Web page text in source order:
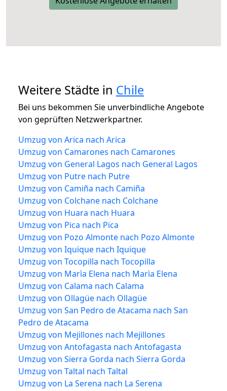
Weitere Städte in Chile
Bei uns bekommen Sie unverbindliche Angebote
von geprüften Netzwerkpartner.
Umzug von Arica nach Arica
Umzug von Camarones nach Camarones
Umzug von General Lagos nach General Lagos
Umzug von Putre nach Putre
Umzug von Camiña nach Camiña
Umzug von Colchane nach Colchane
Umzug von Huara nach Huara
Umzug von Pica nach Pica
Umzug von Pozo Almonte nach Pozo Almonte
Umzug von Iquique nach Iquique
Umzug von Tocopilla nach Tocopilla
Umzug von Marìa Elena nach Marìa Elena
Umzug von Calama nach Calama
Umzug von Ollagüe nach Ollagüe
Umzug von San Pedro de Atacama nach San
Pedro de Atacama
Umzug von Mejillones nach Mejillones
Umzug von Antofagasta nach Antofagasta
Umzug von Sierra Gorda nach Sierra Gorda
Umzug von Taltal nach Taltal
Umzug von La Serena nach La Serena